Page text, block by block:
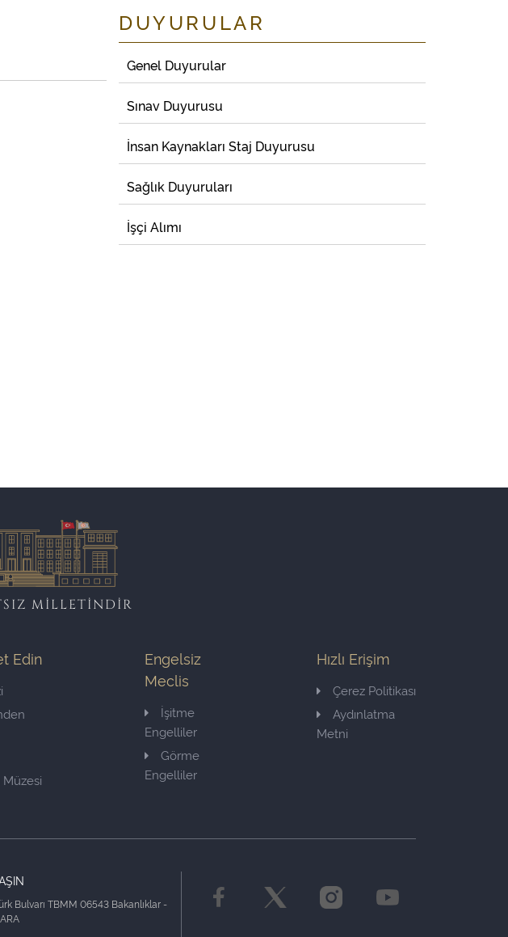
DUYURULAR
Genel Duyurular
Sınav Duyurusu
İnsan Kaynakları Staj Duyurusu
Sağlık Duyuruları
İşçi Alımı
MİLLETİNDİR
Edin
Müzesi
Engelsiz
Meclis
İşitme
Engelliler
Görme
Engelliler
Hızlı Erişim
Çerez Politikası
Aydınlatma
Metni
Bulvarı TBMM 06543 Bakanlıklar -